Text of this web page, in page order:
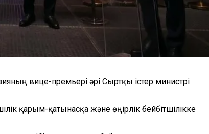
вице-премьері әрі Сыртқы істер министрі
қарым-қатынасқа және өңірлік бейбітшілікке